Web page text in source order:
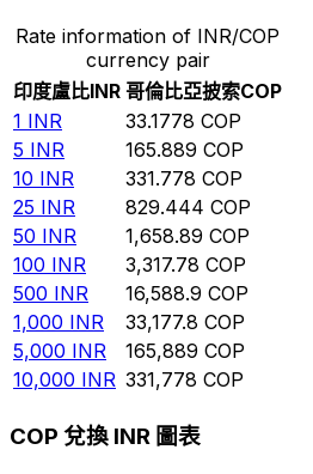
Rate information of INR/COP
currency pair
印度盧比INR 哥倫比亞披索COP
1 INR 33.1778 COP
5 INR 165.889 COP
10 INR 331.778 COP
25 INR 829.444 COP
50 INR 1,658.89 COP
100 INR 3,317.78 COP
500 INR 16,588.9 COP
1,000 INR 33,177.8 COP
5,000 INR 165,889 COP
10,000 INR 331,778 COP
COP 兌換 INR 圖表